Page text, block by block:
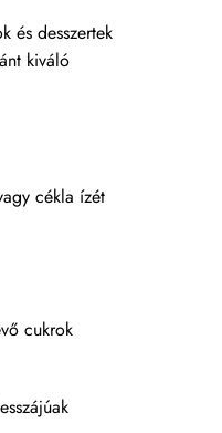
és desszertek
kiváló
cékla ízét
cukrok